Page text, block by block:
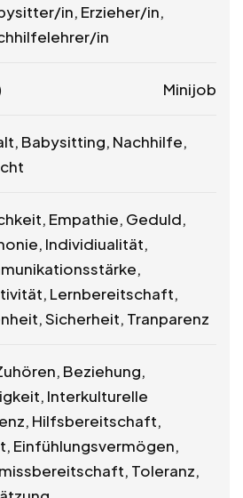
in, Erzieher/in,
in
Minijob
Babysitting, Nachhilfe,
Empathie, Geduld,
Individiualität,
Lernbereitschaft,
Sicherheit, Tranparenz
Beziehung,
Interkulturelle
Hilfsbereitschaft,
Einfühlungsvermögen,
Toleranz,